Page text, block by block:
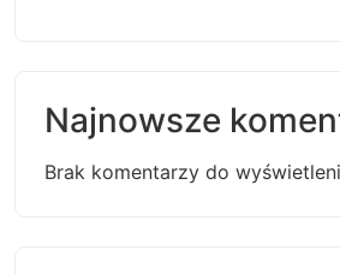
Najnowsze
Brak komentarzy do